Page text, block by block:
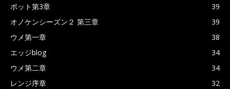
ポット第3章
39
オノケンシーズン２ 第三章
39
ウメ第一章
38
エッジblog
34
ウメ第二章
34
レンジ序章
32